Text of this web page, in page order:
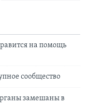
на помощь
сообщество
замешаны в